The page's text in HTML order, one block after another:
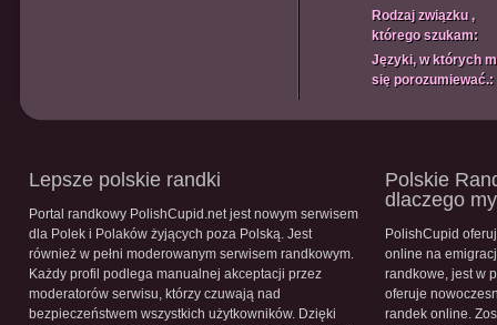
Rodzaj związku ,
którego szukam:
Języki, w których
się porozumiewać.:
Lepsze polskie randki
Portal randkowy PolishCupid.net jest nowym serwisem
dla Polek i Polaków żyjących poza Polską. Jest
również w pełni moderowanym serwisem randkowym.
Każdy profil podlega manualnej akceptacji przez
moderatorów serwisu, którzy czuwają nad
bezpieczeństwem wszystkich użytkowników. Dzięki
Polskie
dlaczego
PolishCupid
online na
randkowe, jest w
oferuje
randek online.